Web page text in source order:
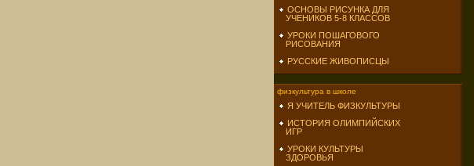
ОСНОВЫ РИСУНКА ДЛЯ
УЧЕНИКОВ 5-8 КЛАССОВ
УРОКИ ПОШАГОВОГО
РИСОВАНИЯ
РУССКИЕ ЖИВОПИСЦЫ
физкультура в школе
Я УЧИТЕЛЬ ФИЗКУЛЬТУРЫ
ИСТОРИЯ ОЛИМПИЙСКИХ
ИГР
УРОКИ КУЛЬТУРЫ
ЗДОРОВЬЯ